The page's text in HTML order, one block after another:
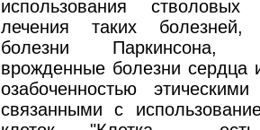
использования
лечения таких болезней,
болезни Паркинсона,
врожденные болезни сердца
озабоченностью
связанными с